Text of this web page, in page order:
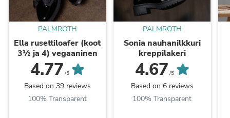
PALMROTH
Ella rusettiloafer (koot
3½ ja 4) vegaaninen
4.77 /5
Based on 39 reviews
100% Transparent
PALMROTH
Sonia nauhanilkkuri
kreppilakeri
4.67 /5
Based on 6 reviews
100% Transparent